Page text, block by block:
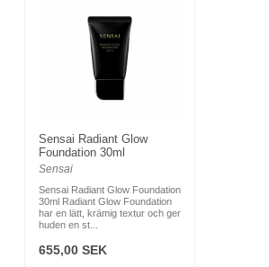
Sensai Radiant Glow
Foundation 30ml
Sensai
Sensai Radiant Glow Foundation
30ml Radiant Glow Foundation
har en lätt, krämig textur och ger
huden en st...
655,00 SEK